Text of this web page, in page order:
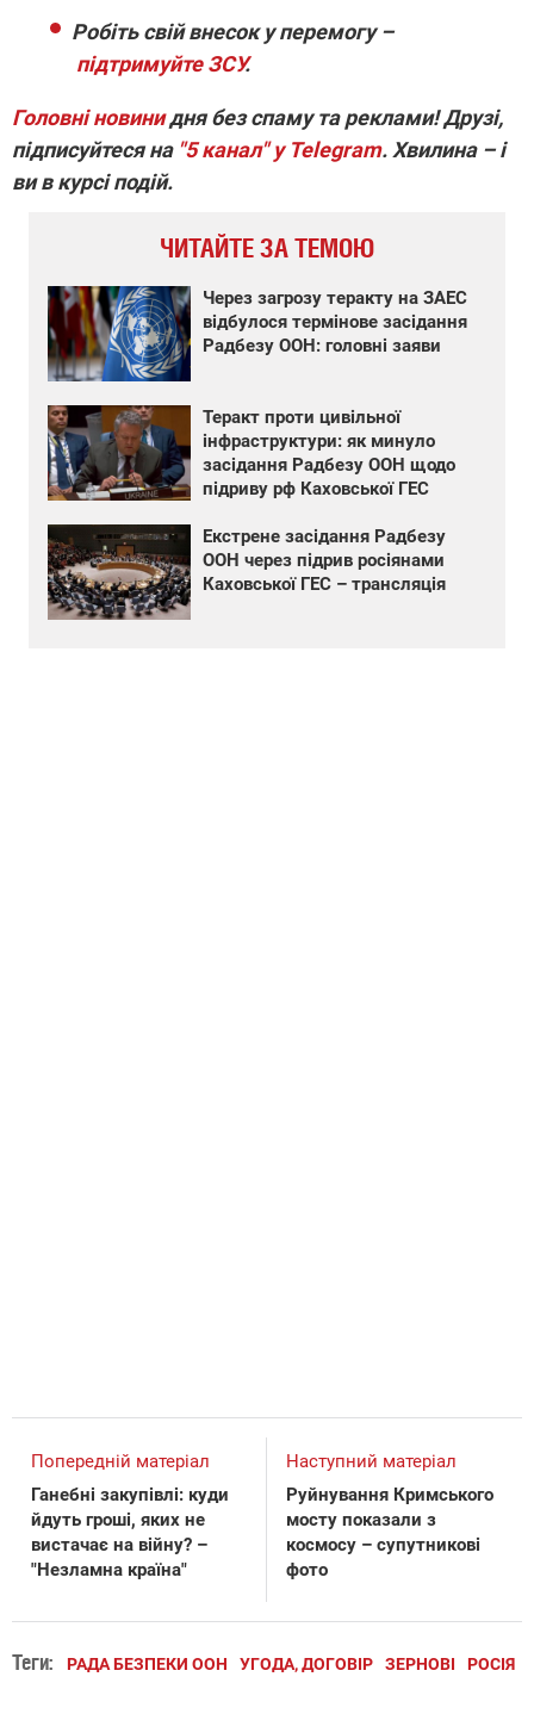
Робіть свій внесок у перемогу –
підтримуйте ЗСУ.
Головні новинидня без спаму та реклами! Друзі,
підписуйтеся на "5 канал" у Telegram. Хвилина – і
ви в курсі подій.
ЧИТАЙТЕ ЗА ТЕМОЮ
Через загрозу теракту на ЗАЕС
відбулося термінове засідання
Радбезу ООН: головні заяви
Теракт проти цивільної
інфраструктури: як минуло
засідання Радбезу ООН щодо
підриву рф Каховської ГЕС
Екстрене засідання Радбезу
ООН через підрив росіянами
Каховської ГЕС – трансляція
Попередній матеріал
Ганебні закупівлі: куди
йдуть гроші, яких не
вистачає на війну? –
"Незламна країна"
Наступний матеріал
Руйнування Кримського
мосту показали з
космосу – супутникові
фото
Теги: РАДА БЕЗПЕКИ ООН УГОДА, ДОГОВІР ЗЕРНОВІ РОСІЯ